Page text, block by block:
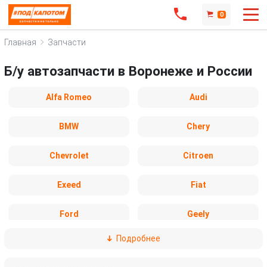
0
Главная Запчасти
Б/у автозапчасти в Воронеже и России
Alfa Romeo Audi
BMW Chery
Chevrolet Citroen
Exeed Fiat
Ford Geely
Подробнее